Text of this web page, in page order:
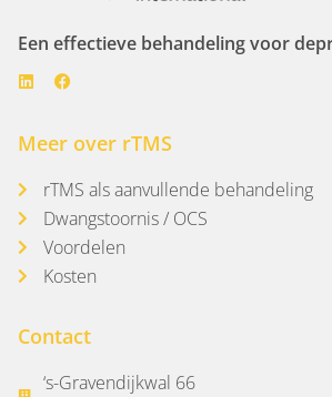
Een effectieve behandeling voor
Meer over rTMS
rTMS als aanvullende behandeling
Dwangstoornis / OCS
Voordelen
Kosten
Contact
‘s-Gravendijkwal 66